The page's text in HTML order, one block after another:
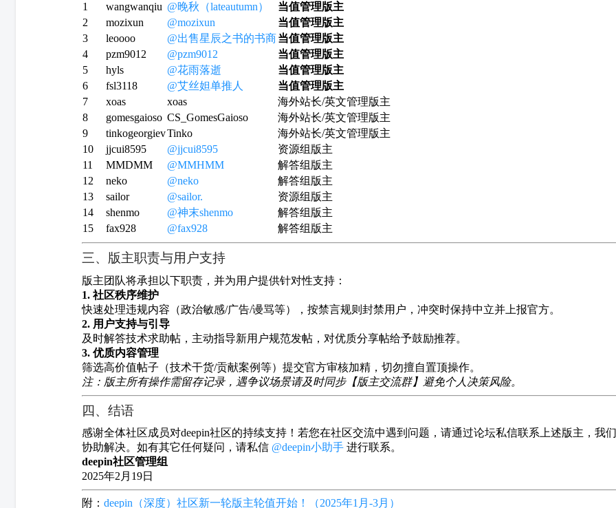
1
wangwanqiu @晚秋（lateautumn）
当值管理版主
2
mozixun @mozixun
当值管理版主
3
leoooo @出售星辰之书的书商当值管理版主
4
pzm9012 @pzm9012
当值管理版主
5
hyls @花雨落逝
当值管理版主
6
fsl3118 @艾丝妲单推人
当值管理版主
7
xoas xoas
海外站长/英文管理版主
8
gomesgaioso CS_GomesGaioso
海外站长/英文管理版主
9
tinkogeorgievTinko
海外站长/英文管理版主
10
jjcui8595 @jjcui8595
资源组版主
11
MMDMM @MMHMM
解答组版主
12
neko @neko
解答组版主
13
sailor @sailor.
资源组版主
14
shenmo @神末shenmo
解答组版主
15
fax928 @fax928 解答组版主
三、版主职责与用户支持
版主团队将承担以下职责，并为用户提供针对性支持：
1. 社区秩序维护
快速处理违规内容（政治敏感/广告/谩骂等），按禁言规则封禁用户，冲突时保持中立并上报官方。
2. 用户支持与引导
及时解答技术求助帖，主动指导新用户规范发帖，对优质分享帖给予鼓励推荐。
3. 优质内容管理
筛选高价值帖子（技术干货/贡献案例等）提交官方审核加精，切勿擅自置顶操作。
注：版主所有操作需留存记录，遇争议场景请及时同步【版主交流群】避免个人决策风险。
四、结语
感谢全体社区成员对deepin社区的持续支持！若您在社区交流中遇到问题，请通过论坛私信联系上述版主，我
协助解决。如有其它任何疑问，请私信 @deepin小助手 进行联系。
deepin社区管理组
2025年2月19日
附： deepin（深度）社区新一轮版主轮值开始！（2025年1月-3月）